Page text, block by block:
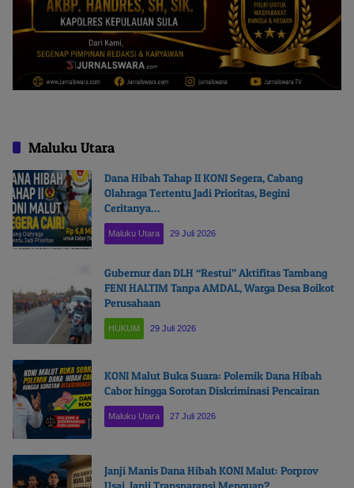
Maluku Utara
Dana Hibah Tahap II KONI Segera, Cabang
Olahraga Tertentu Jadi Prioritas, Begini
Ceritanya…
Maluku Utara 29 Juli 2026
Gubernur dan DLH “Restui” Aktifitas Tambang
FENI HALTIM Tanpa AMDAL, Warga Desa Boikot
Perusahaan
HUKUM 29 Juli 2026
KONI Malut Buka Suara: Polemik Dana Hibah
Cabor hingga Sorotan Diskriminasi Pencairan
Maluku Utara 27 Juli 2026
Janji Manis Dana Hibah KONI Malut: Porprov
Usai, Janji Transparansi Menguap?